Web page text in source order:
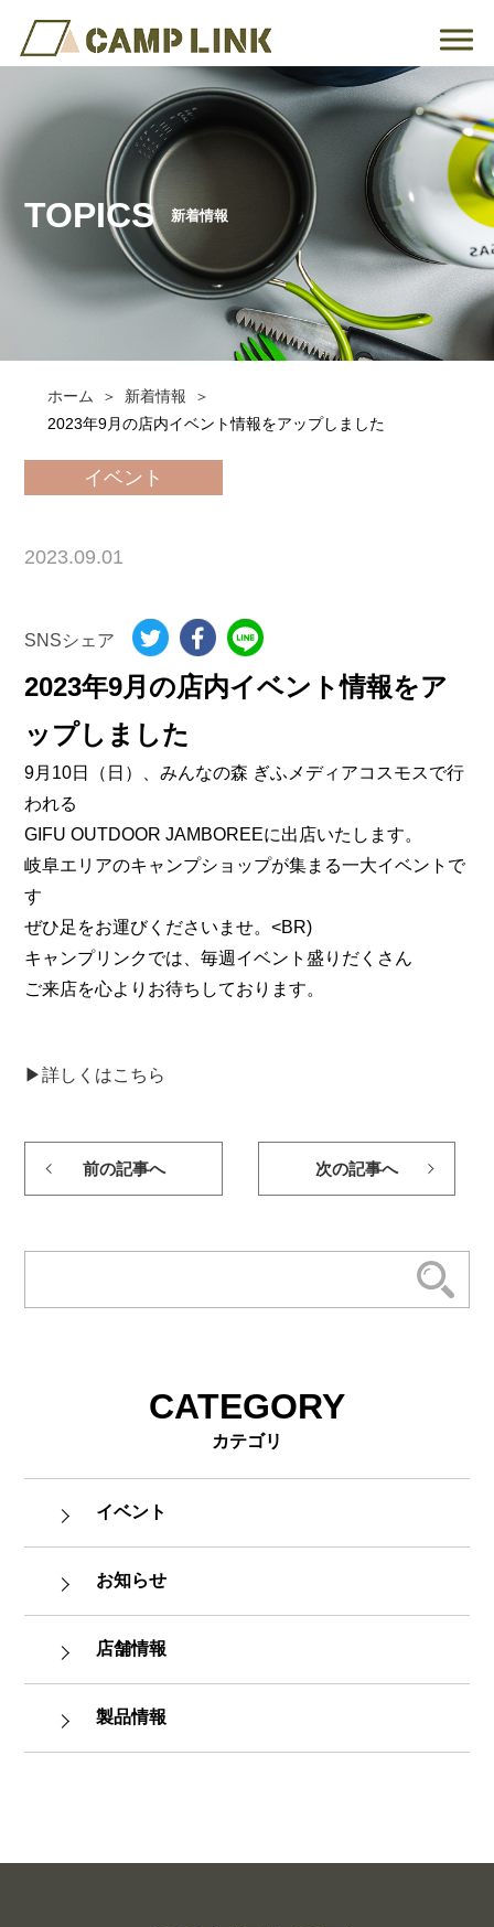
TOPICS 新着情報
ホーム
新着情報
2023年9月の店内イベント情報をアップしました
イベント
2023.09.01
SNSシェア
2023年9月の店内イベント情報をア
ップしました
9月10日（日）、みんなの森 ぎふメディアコスモスで行
われる
GIFU OUTDOOR JAMBOREEに出店いたします。
岐阜エリアのキャンプショップが集まる一大イベントで
す
ぜひ足をお運びくださいませ。<BR)
キャンプリンクでは、毎週イベント盛りだくさん
ご来店を心よりお待ちしております。
▶詳しくはこちら
前の記事へ 次の記事へ
CATEGORY
カテゴリ
イベント
お知らせ
店舗情報
製品情報